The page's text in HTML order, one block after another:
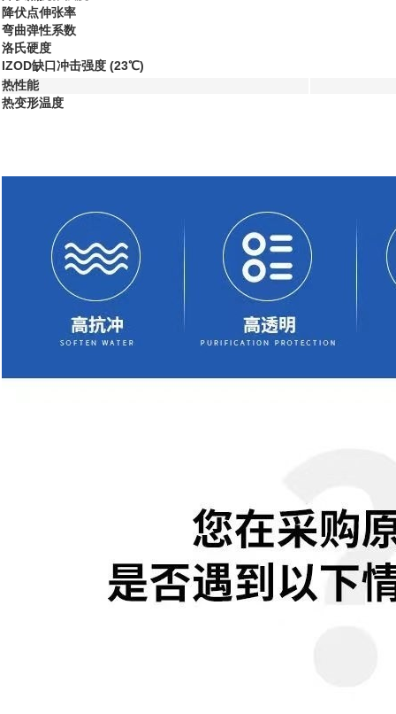
降伏点伸张率
弯曲弹性系数
洛氏硬度
IZOD缺口冲击强度 (23℃)
热性能
热变形温度